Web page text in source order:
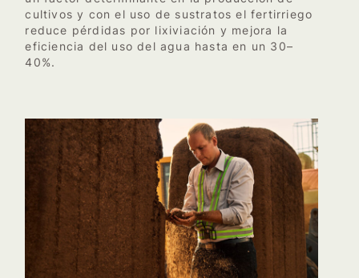
cultivos y con el uso de sustratos el fertirriego
reduce pérdidas por lixiviación y mejora la
eficiencia del uso del agua hasta en un 30–
40%.